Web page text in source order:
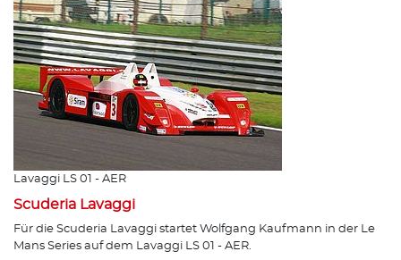
Lavaggi LS 01 - AER
Scuderia Lavaggi
Für die Scuderia Lavaggi startet Wolfgang Kaufmann in der Le
Mans Series auf dem Lavaggi LS 01 - AER.